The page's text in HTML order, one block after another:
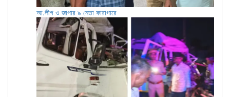
আ.লীগ ও জাপার ৯ নেতা কারাগারে